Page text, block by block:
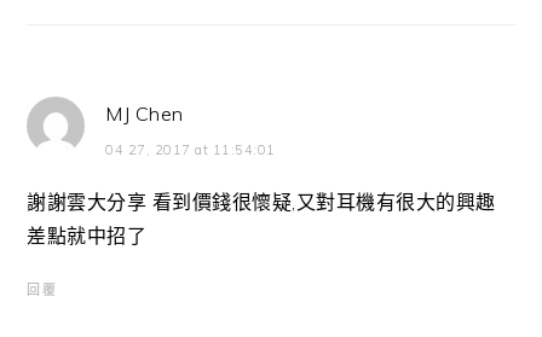
MJ Chen
04 27, 2017 at 11:54:01
謝謝雲大分享 看到價錢很懷疑,又對耳機有很大的興趣
差點就中招了
回覆